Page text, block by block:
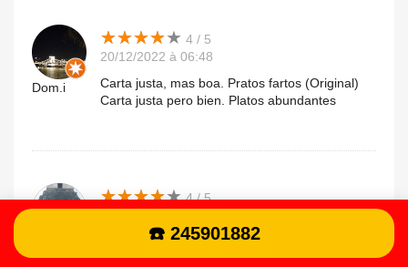
Dom.i
★★★★★
★★★★★ 4 / 5
20/12/2022 à 06:48
Carta justa, mas boa. Pratos fartos (Original)
Carta justa pero bien. Platos abundantes
★★★★★
★★★★★ 4 / 5
O preço é acessível e a comida é muito boa,
provámos o frango estufado e o porco, sem
☎️ 245901882